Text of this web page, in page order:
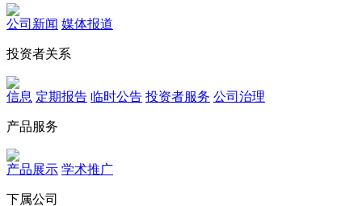
公司新闻 媒体报道
投资者关系
信息 定期报告 临时公告 投资者服务 公司治理
产品服务
产品展示 学术推广
下属公司